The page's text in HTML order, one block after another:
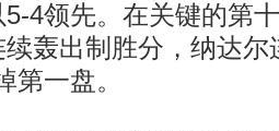
4领先。在关键的第
轰出制胜分，纳达尔
第一盘。